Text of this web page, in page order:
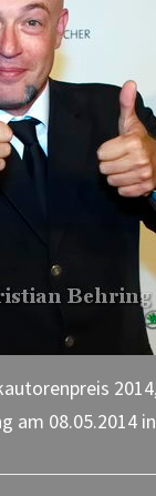
am 08.05.2014